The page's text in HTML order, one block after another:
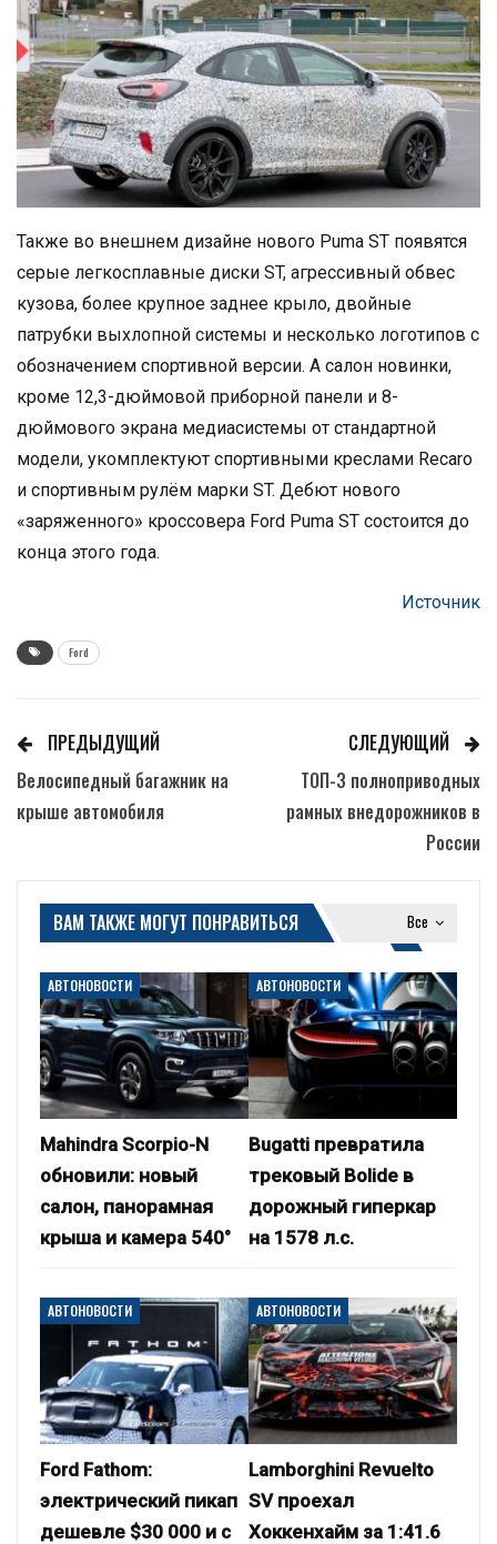
Также во внешнем дизайне нового Puma ST появятся
серые легкосплавные диски ST, агрессивный обвес
кузова, более крупное заднее крыло, двойные
патрубки выхлопной системы и несколько логотипов с
обозначением спортивной версии. А салон новинки,
кроме 12,3-дюймовой приборной панели и 8-
дюймового экрана медиасистемы от стандартной
модели, укомплектуют спортивными креслами Recaro
и спортивным рулём марки ST. Дебют нового
«заряженного» кроссовера Ford Puma ST состоится до
конца этого года.
Источник
Ford
ПРЕДЫДУЩИЙ
Велосипедный багажник на
крыше автомобиля
СЛЕДУЮЩИЙ
ТОП-3 полноприводных
рамных внедорожников в
России
Все
ВАМ ТАКЖЕ МОГУТ ПОНРАВИТЬСЯ
АВТОНОВОСТИ
Mahindra Scorpio-N
обновили: новый
салон, панорамная
крыша и камера 540°
АВТОНОВОСТИ
Bugatti превратила
трековый Bolide в
дорожный гиперкар
на 1578 л.с.
АВТОНОВОСТИ
Ford Fathom:
электрический пикап
дешевле $30 000 и с
АВТОНОВОСТИ
Lamborghini Revuelto
SV проехал
Хоккенхайм за 1:41.6